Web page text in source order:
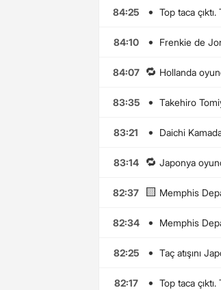
84:25 • Top taca
84:10 • Frenkie de
84:07 🔁 Hollanda
83:35 • Takehiro
83:21 • Daichi
83:14 🔁 Japonya
82:37 🟨 Memphis
82:34 • Memphis
82:25 • Taç atışını
82:17 • Top taca